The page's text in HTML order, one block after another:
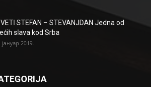
STEFAN – STEVANJDAN Jedna od
slava kod Srba
јануар 2019.